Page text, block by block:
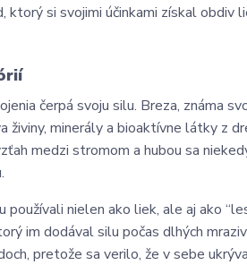
ktorý si svojimi účinkami získal obdiv
čerpá svoju silu. Breza, známa
minerály a bioaktívne látky z
medzi stromom a hubou sa
nielen ako liek, ale aj ako
im dodával silu počas dlhých
pretože sa verilo, že v sebe